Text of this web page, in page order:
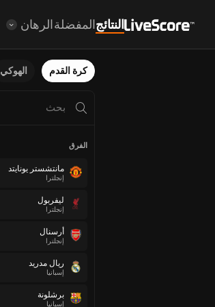
النتائجالمفضلةالرهان
كرة القدم الهوكي
الفرق
مانتشستر يونايتد
إنجلترا
ليفربول
إنجلترا
أرسنال
إنجلترا
ريال مدريد
إسبانيا
برشلونة
إسبانيا